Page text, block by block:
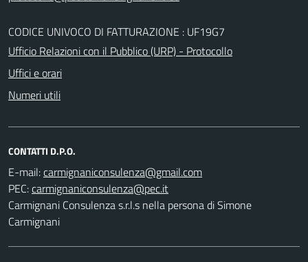
CODICE UNIVOCO DI FATTURAZIONE : UF19G7
Ufficio Relazioni con il Pubblico (URP) - Protocollo
Uffici e orari
Numeri utili
CONTATTI D.P.O.
E-mail:
PEC:
Carmignani Consulenza s.r.l.s nella persona di Simone
Carmignani